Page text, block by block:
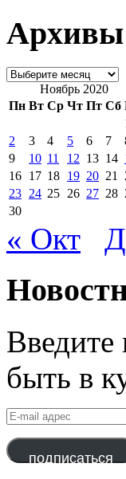
Архивы
Архивы
Ноябрь 2020
Пн Вт Ср Чт Пт Сб
2
3 4 5 6 7
9
10 11 12 13 14
16 17 18 19 20 21
23 24 25 26 27 28
30
« Окт
Введите
быть в
E-
mail
адрес
подписаться